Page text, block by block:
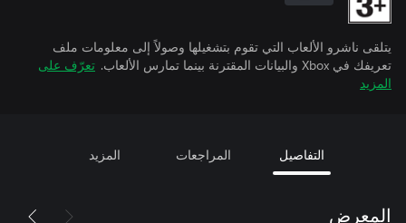
يتلقى ناشرو الألعاب التي تقوم بتشغيلها وصولاً إلى معلومات ملف
تعريفك في Xbox والبيانات المقترنة بينما تمارس الألعاب.
تعرّف على
المزيد
التفاصيل المراجعات المزيد
المعرض